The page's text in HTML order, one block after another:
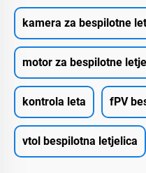
kamera za bespilotne
motor za bespilotne
kontrola leta fPV
vtol bespilotna letjelica